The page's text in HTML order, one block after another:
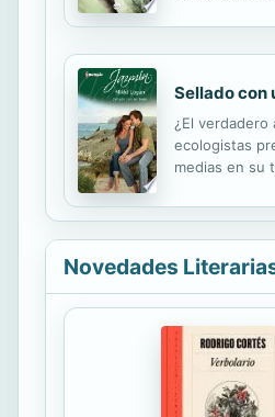
Sellado con
¿El
ecologistas
medias en su
Novedades